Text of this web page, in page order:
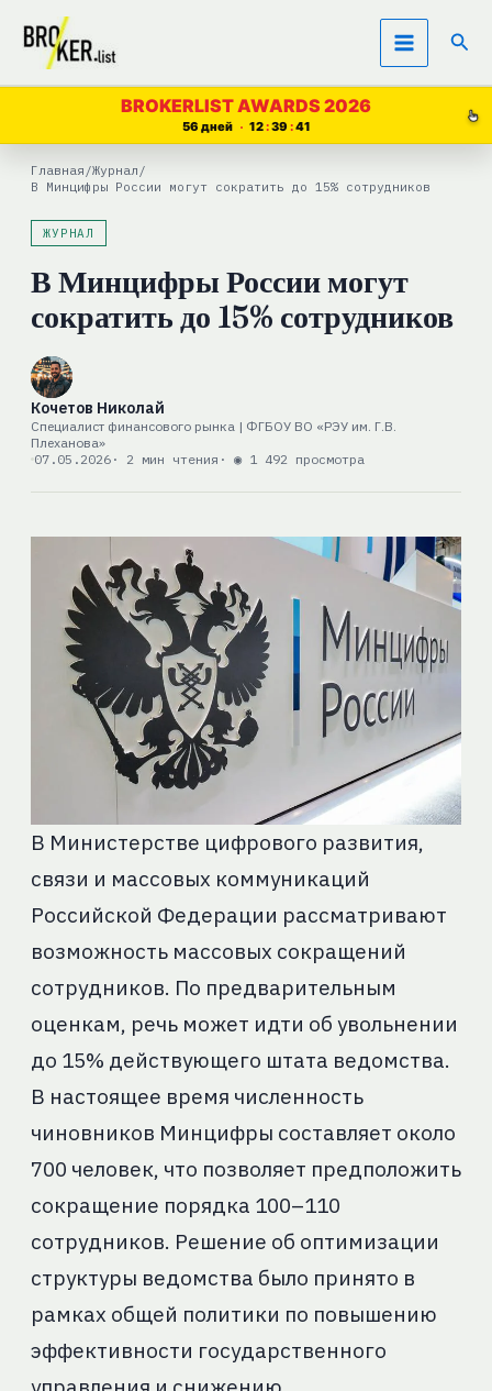
Перейти
содержимому
BROKERLIST AWARDS 2026
56 дней 12 39 41
Главная /Журнал /
В Минцифры России могут сократить до 15% сотрудников
ЖУРНАЛ
В Минцифры России могут
сократить до 15% сотрудников
Кочетов Николай
Специалист финансового рынка | ФГБОУ ВО «РЭУ им. Г.В.
Плеханова»
07.05.2026· 2 мин чтения · ◉ 1 492 просмотра
В Министерстве цифрового развития,
связи и массовых коммуникаций
Российской Федерации рассматривают
возможность массовых сокращений
сотрудников. По предварительным
оценкам, речь может идти об увольнении
до 15% действующего штата ведомства.
В настоящее время численность
чиновников Минцифры составляет около
700 человек, что позволяет предположить
сокращение порядка 100–110
сотрудников. Решение об оптимизации
структуры ведомства было принято в
рамках общей политики по повышению
эффективности государственного